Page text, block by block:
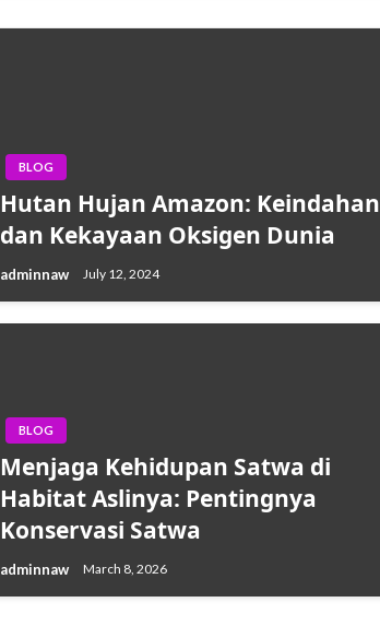
BLOG
Hutan Hujan Amazon: Keindahan
dan Kekayaan Oksigen Dunia
adminnaw July 12, 2024
BLOG
Menjaga Kehidupan Satwa di
Habitat Aslinya: Pentingnya
Konservasi Satwa
adminnaw March 8, 2026